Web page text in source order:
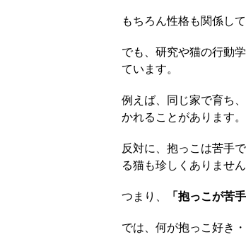
もちろん性格も関係して
でも、研究や猫の行動
ています。
例えば、同じ家で育ち
かれることがあります。
反対に、抱っこは苦手
る猫も珍しくありません
つまり、 「抱っこが苦
では、何が抱っこ好き